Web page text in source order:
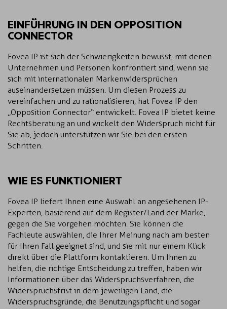
EINFÜHRUNG IN DEN OPPOSITION
CONNECTOR
Fovea IP ist sich der Schwierigkeiten bewusst, mit denen
Unternehmen und Personen konfrontiert sind, wenn sie
sich mit internationalen Markenwidersprüchen
auseinandersetzen müssen. Um diesen Prozess zu
vereinfachen und zu rationalisieren, hat Fovea IP den
„Opposition Connector“ entwickelt. Fovea IP bietet keine
Rechtsberatung an und wickelt den Widerspruch nicht für
Sie ab, jedoch unterstützen wir Sie bei den ersten
Schritten.
WIE ES FUNKTIONIERT
Fovea IP liefert Ihnen eine Auswahl an angesehenen IP-
Experten, basierend auf dem Register/Land der Marke,
gegen die Sie vorgehen möchten. Sie können die
Fachleute auswählen, die Ihrer Meinung nach am besten
für Ihren Fall geeignet sind, und sie mit nur einem Klick
direkt über die Plattform kontaktieren. Um Ihnen zu
helfen, die richtige Entscheidung zu treffen, haben wir
Informationen über das Widerspruchsverfahren, die
Widerspruchsfrist in dem jeweiligen Land, die
Widerspruchsgründe, die Benutzungspflicht und sogar